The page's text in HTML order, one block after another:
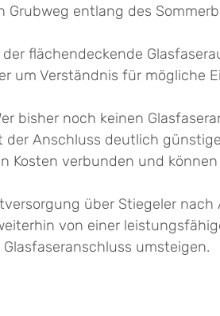
entlang des
flächendeckende
um Verständnis für mögliche
bisher noch keinen
Anschluss deutlich
Kosten verbunden und
über Stiegeler
von einer
umsteigen.